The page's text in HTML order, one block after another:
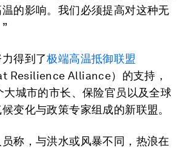
的影响。我们必须提高对这种无
得到了极端高温抵御联盟
Resilience Alliance）的支持，
城市的市长、保险官员以及全球
变化与政策专家组成的新联盟。
称，与洪水或风暴不同，热浪在